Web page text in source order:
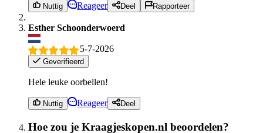
Nuttig Reageer Deel Rapporteer
Esther Schoonderwoerd
5-7-2026
Geverifieerd
Hele leuke oorbellen!
Nuttig Reageer Deel
Hoe zou je Kraagjeskopen.nl beoordelen?